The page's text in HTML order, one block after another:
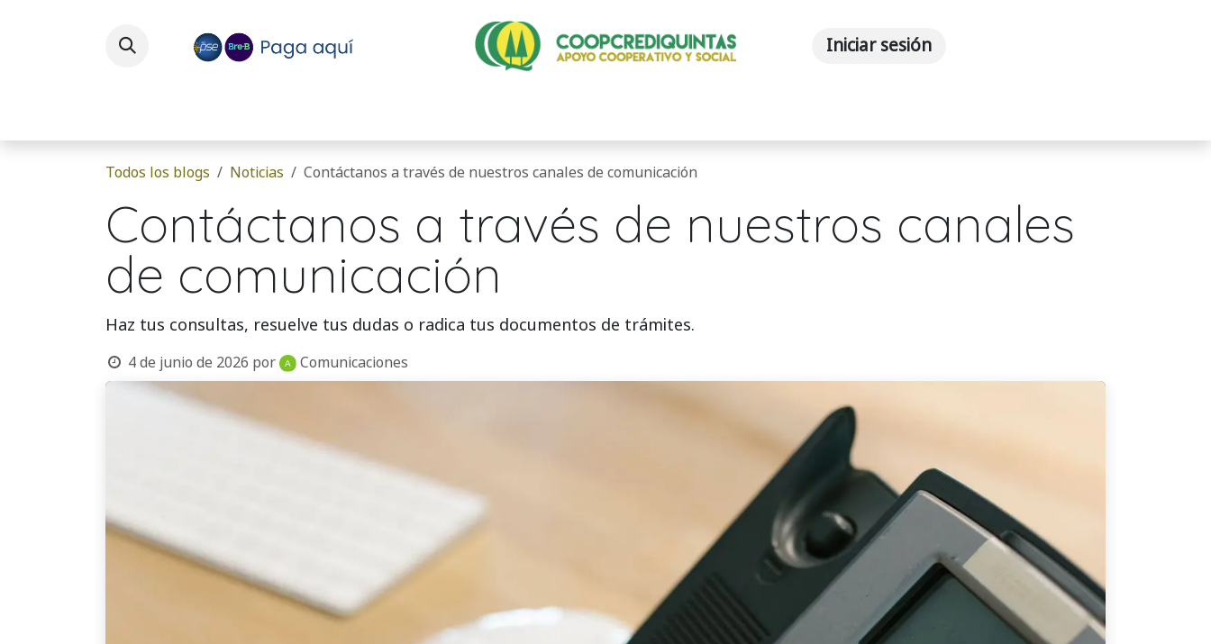
Iniciar sesión
Todos los blogs Noticias Contáctanos a través de nuestros canales de comunicación
Contáctanos a través de nuestros canales
de comunicación
Haz tus consultas, resuelve tus dudas o radica tus documentos de trámites.
4 de junio de 2026 por Comunicaciones